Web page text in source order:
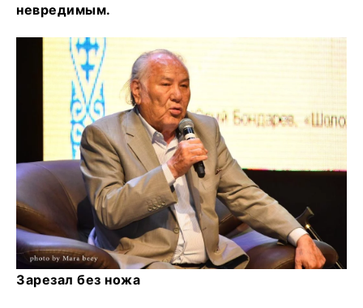
невредимым.
Зарезал без ножа